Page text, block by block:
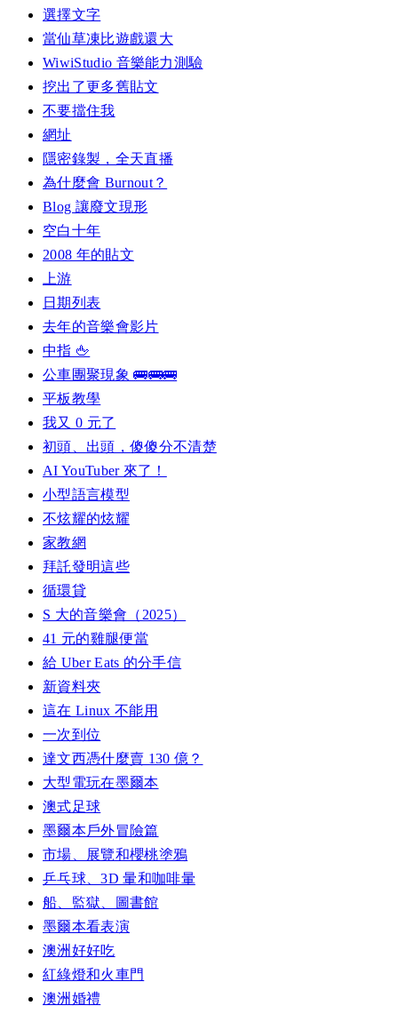
選擇文字
當仙草凍比遊戲還大
WiwiStudio 音樂能力測驗
挖出了更多舊貼文
不要擋住我
網址
隱密錄製，全天直播
為什麼會 Burnout？
Blog 讓廢文現形
空白十年
2008 年的貼文
上游
日期列表
去年的音樂會影片
中指 🖕
公車團聚現象 🚌🚌🚌
平板教學
我又 0 元了
初頭、出頭，傻傻分不清楚
AI YouTuber 來了！
小型語言模型
不炫耀的炫耀
家教網
拜託發明這些
循環貸
S 大的音樂會（2025）
41 元的雞腿便當
給 Uber Eats 的分手信
新資料夾
這在 Linux 不能用
一次到位
達文西憑什麼賣 130 億？
大型電玩在墨爾本
澳式足球
墨爾本戶外冒險篇
市場、展覽和櫻桃塗鴉
乒乓球、3D 暈和咖啡暈
船、監獄、圖書館
墨爾本看表演
澳洲好好吃
紅綠燈和火車門
澳洲婚禮